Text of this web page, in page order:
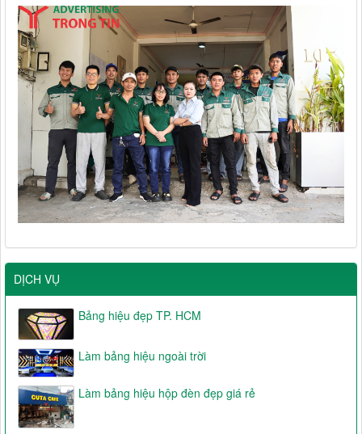
DỊCH VỤ
Bảng hiệu đẹp TP. HCM
Làm bảng hiệu ngoài trời
Làm bảng hiệu hộp đèn đẹp giá rẻ